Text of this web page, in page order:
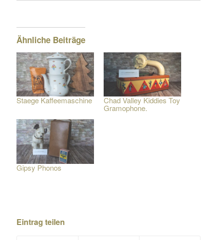
Ähnliche Beiträge
Staege Kaffeemaschine Chad Valley Kiddies Toy
Gramophone.
Gipsy Phonos
Eintrag teilen